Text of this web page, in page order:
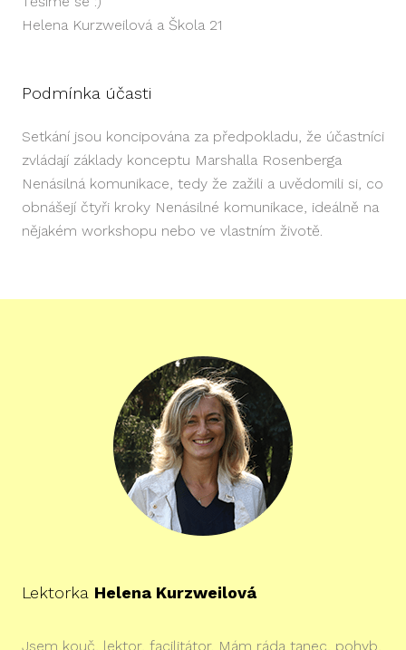
Helena Kurzweilová a Škola 21
Podmínka účasti
Setkání jsou koncipována za předpokladu, že účastníci
zvládají základy konceptu Marshalla Rosenberga
Nenásilná komunikace, tedy že zažili a uvědomili si, co
obnášejí čtyři kroky Nenásilné komunikace, ideálně na
nějakém workshopu nebo ve vlastním životě.
Lektorka Helena Kurzweilová
Jsem kouč, lektor, facilitátor. Mám ráda tanec, pohyb,